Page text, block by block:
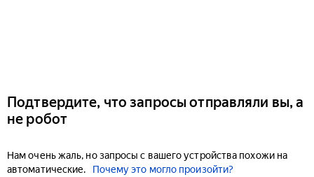
Подтвердите, что запросы отправляли вы, а
не робот
Нам очень жаль, но запросы с вашего устройства похожи на
автоматические.
Почему это могло произойти?